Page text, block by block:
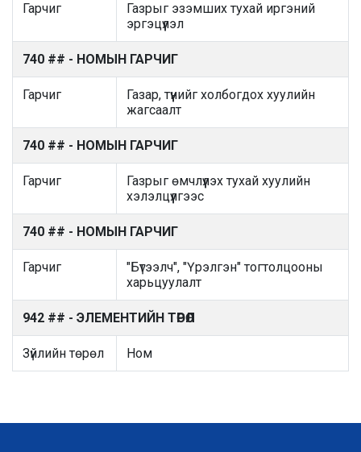
Гарчиг
Газрыг эзэмших тухай иргэний
эргэцүүлэл
740 ## - НОМЫН ГАРЧИГ
Гарчиг
Газар, түүнийг холбогдох хуулийн
жагсаалт
740 ## - НОМЫН ГАРЧИГ
Гарчиг
Газрыг өмчлүүлэх тухай хуулийн
хэлэлцүүлгээс
740 ## - НОМЫН ГАРЧИГ
Гарчиг
"Бүтээлч", "Үрэлгэн" тогтолцооны
харьцуулалт
942 ## - ЭЛЕМЕНТИЙН ТӨРӨЛ
Зүйлийн төрөл Ном